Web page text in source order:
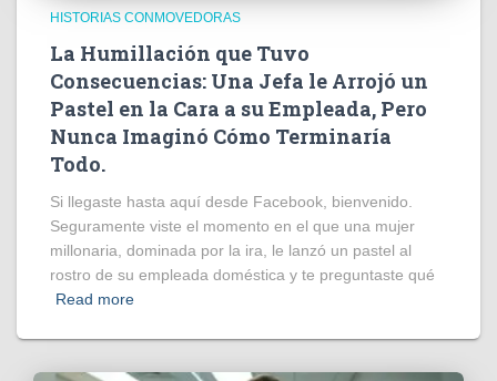
HISTORIAS CONMOVEDORAS
La Humillación que Tuvo
Consecuencias: Una Jefa le Arrojó un
Pastel en la Cara a su Empleada, Pero
Nunca Imaginó Cómo Terminaría
Todo.
Si llegaste hasta aquí desde Facebook, bienvenido.
Seguramente viste el momento en el que una mujer
millonaria, dominada por la ira, le lanzó un pastel al
rostro de su empleada doméstica y te preguntaste qué
Read more